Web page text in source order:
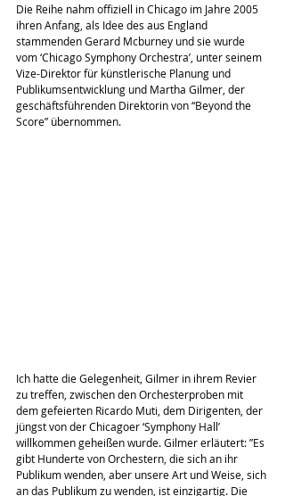
Die Reihe nahm offiziell in Chicago im Jahre 2005
ihren Anfang, als Idee des aus England
stammenden Gerard Mcburney und sie wurde
vom ‘Chicago Symphony Orchestra’, unter seinem
Vize-Direktor für künstlerische Planung und
Publikumsentwicklung und Martha Gilmer, der
geschäftsführenden Direktorin von “Beyond the
Score” übernommen.
Ich hatte die Gelegenheit, Gilmer in ihrem Revier
zu treffen, zwischen den Orchesterproben mit
dem gefeierten Ricardo Muti, dem Dirigenten, der
jüngst von der Chicagoer ‘Symphony Hall’
willkommen geheißen wurde. Gilmer erläutert: ”Es
gibt Hunderte von Orchestern, die sich an ihr
Publikum wenden, aber unsere Art und Weise, sich
an das Publikum zu wenden, ist einzigartig. Die